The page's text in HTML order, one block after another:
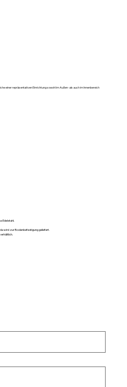
einer repräsentativen Einrichtung sowohl im Außen- als auch im Innenbereich
Edelstahl.
wird zur Bodenbefestigung geliefert.
erhältlich.